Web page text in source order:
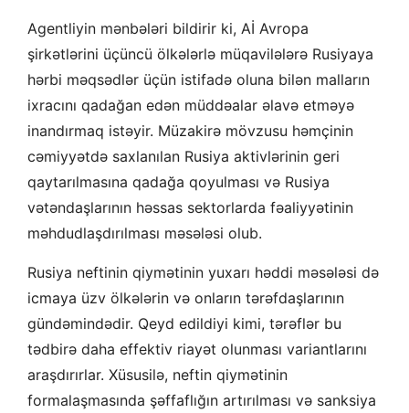
Agentliyin mənbələri bildirir ki, Aİ Avropa
şirkətlərini üçüncü ölkələrlə müqavilələrə Rusiyaya
hərbi məqsədlər üçün istifadə oluna bilən malların
ixracını qadağan edən müddəalar əlavə etməyə
inandırmaq istəyir. Müzakirə mövzusu həmçinin
cəmiyyətdə saxlanılan Rusiya aktivlərinin geri
qaytarılmasına qadağa qoyulması və Rusiya
vətəndaşlarının həssas sektorlarda fəaliyyətinin
məhdudlaşdırılması məsələsi olub.
Rusiya neftinin qiymətinin yuxarı həddi məsələsi də
icmaya üzv ölkələrin və onların tərəfdaşlarının
gündəmindədir. Qeyd edildiyi kimi, tərəflər bu
tədbirə daha effektiv riayət olunması variantlarını
araşdırırlar. Xüsusilə, neftin qiymətinin
formalaşmasında şəffaflığın artırılması və sanksiya